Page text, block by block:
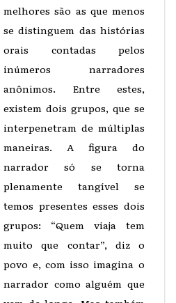
melhores são as que menos
se distinguem das histórias
orais contadas pelos
inúmeros narradores
anônimos. Entre estes,
existem dois grupos, que se
interpenetram de múltiplas
maneiras. A figura do
narrador só se torna
plenamente tangível se
temos presentes esses dois
grupos: “Quem viaja tem
muito que contar”, diz o
povo e, com isso imagina o
narrador como alguém que